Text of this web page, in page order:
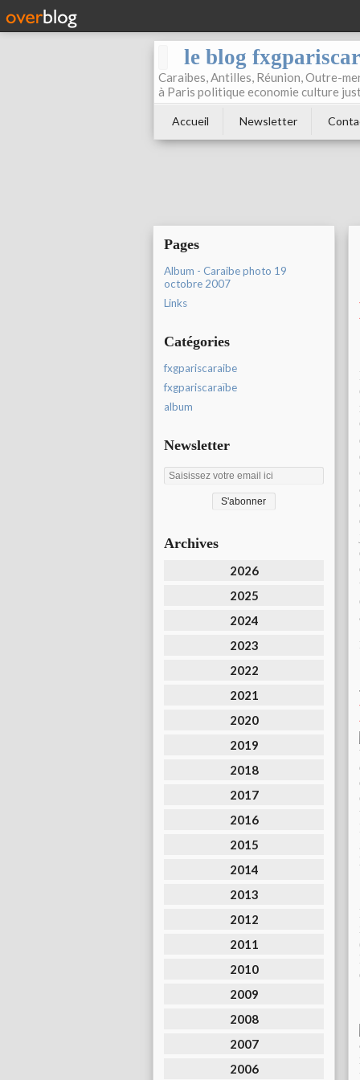
le blog
Caraibes, Antilles, Réunion, Outre-
à Paris politique economie culture
Accueil Newsletter
Pages
Album - Caraibe photo 19
octobre 2007
Links
Catégories
fxgpariscaraibe
fxgpariscaraïbe
album
Newsletter
Archives
2026
2025
2024
2023
2022
2021
2020
2019
2018
2017
2016
2015
2014
2013
2012
2011
2010
2009
2008
2007
2006